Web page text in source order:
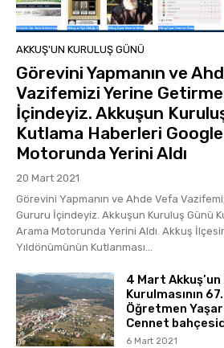
AKKUŞ'UN KURULUŞ GÜNÜ
Görevini Yapmanın ve
Vazifemizi Yerine
İçindeyiz. Akkuşun
Kutlama Haberleri
Motorunda Yerini Aldı
20 Mart 2021
Görevini Yapmanın ve Ahde Vefa
Gururu İçindeyiz. Akkuşun Kuruluş Günü
Arama Motorunda Yerini Aldı. Akkuş
Yıldönümünün Kutlanması...
4 Mart
Kurulmasının
Öğretmen Yaşar
Cennet
6 Mart 2021